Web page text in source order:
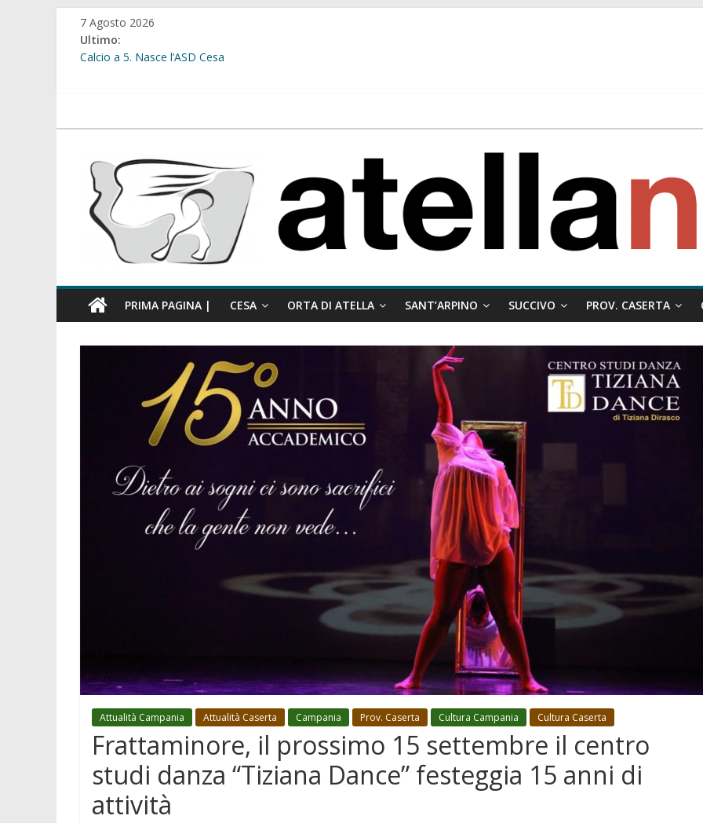
Salta
contenuto
7 Agosto 2026
Ultimo:
Calcio a 5. Nasce l’ASD Cesa
comunale”
atellanews.it
PRIMA PAGINA | CESA ORTA DI ATELLA SANT’ARPINO SUCCIVO PROV. CASERTA
Attualità Campania Attualità Caserta Campania Prov. Caserta Cultura Campania Cultura Caserta
Frattaminore, il prossimo 15 settembre il centro
studi danza “Tiziana Dance” festeggia 15 anni di
attività